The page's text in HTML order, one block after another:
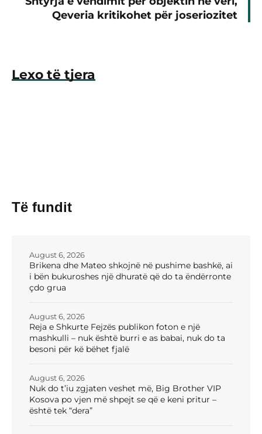
Qeveria kritikohet për joseriozitet
Lexo të tjera
Të fundit
Brikena dhe Mateo shkojnë në pushime bashkë, ai
i bën bukuroshes një dhuratë që do ta ëndërronte
çdo grua
August 6, 2026
Reja e Shkurte Fejzës publikon foton e një
mashkulli – nuk është burri e as babai, nuk do ta
besoni për kë bëhet fjalë
August 6, 2026
Nuk do t’iu zgjaten veshet më, Big Brother VIP
Kosova po vjen më shpejt se që e keni pritur –
është tek “dera”
August 6, 2026